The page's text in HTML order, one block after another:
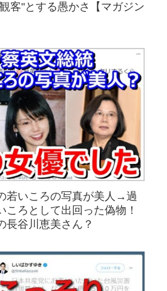
客"とする愚かさ【マガジン
若いころの写真が美人→過
ころとして出回った偽物！
長谷川恵美さん？